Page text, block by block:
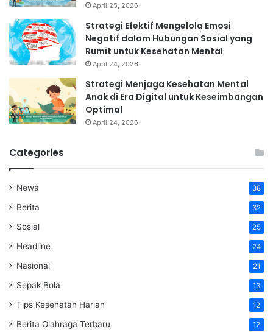
April 25, 2026
Strategi Efektif Mengelola Emosi
Negatif dalam Hubungan Sosial yang
Rumit untuk Kesehatan Mental
April 24, 2026
Strategi Menjaga Kesehatan Mental
Anak di Era Digital untuk Keseimbangan
Optimal
April 24, 2026
Categories
News 38
Berita 32
Sosial 25
Headline 24
Nasional 21
Sepak Bola 13
Tips Kesehatan Harian 12
Berita Olahraga Terbaru 12